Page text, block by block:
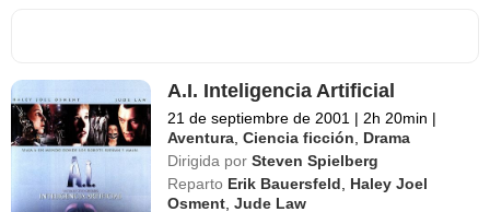
A.I. Inteligencia Artificial
21 de septiembre de 2001 | 2h 20min |
Aventura,Ciencia ficción, Drama
Dirigida por Steven Spielberg
Reparto Erik Bauersfeld, Haley Joel
Osment,Jude Law